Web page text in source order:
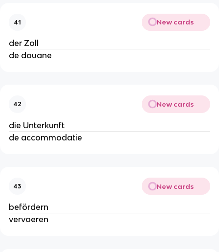
41 New cards
der Zoll
de douane
42 New cards
die Unterkunft
de accommodatie
43 New cards
befördern
vervoeren